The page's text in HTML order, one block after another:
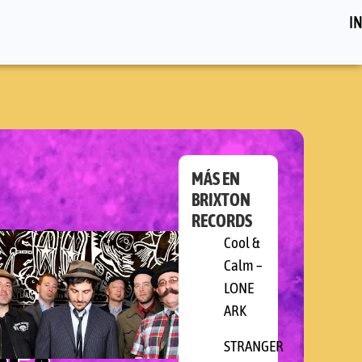
MÁS EN
BRIXTON
RECORDS
Cool &
Calm –
LONE
ARK
STRANGER